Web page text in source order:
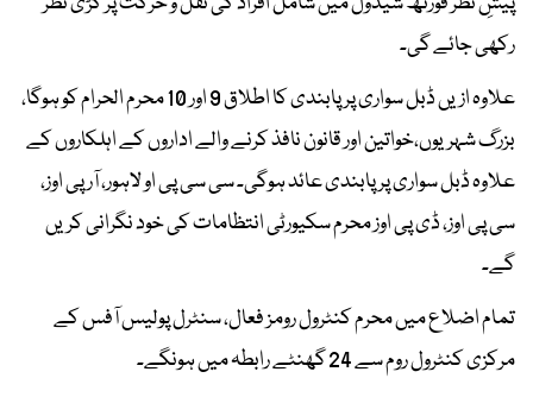
رکھی جائے گی۔
علاوہ ازیں ڈبل سواری پر پابندی کا اطلاق 9 اور 10 محرم الحرام کو ہوگا،
بزرگ شہریوں،خواتین اور قانون نافذ کرنے والے اداروں کے اہلکاروں کے
علاوہ ڈبل سواری پر پابندی عائد ہوگی۔ سی سی پی او لاہور، آر پی اوز،
سی پی اوز، ڈی پی اوز محرم سکیورٹی انتظامات کی خود نگرانی کریں
گے۔
تمام اضلاع میں محرم کنٹرول رومز فعال، سنٹرل پولیس آفس کے
مرکزی کنٹرول روم سے 24 گھنٹے رابطہ میں ہونگے۔